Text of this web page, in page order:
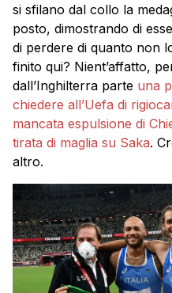
si sfilano dal collo la
posto, dimostrando di
di perdere di quanto non
finito qui? Nient’affatto,
dall’Inghilterra parte una
chiedere all’Uefa di
mancata espulsione di
tirata di maglia su Saka.
altro.